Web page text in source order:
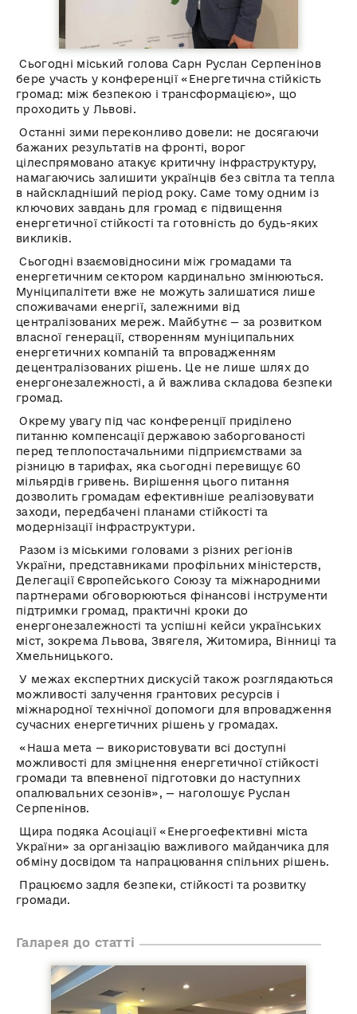
Сьогодні міський голова Сарн Руслан Серпенінов
бере участь у конференції «Енергетична стійкість
громад: між безпекою і трансформацією», що
проходить у Львові.
Останні зими переконливо довели: не досягаючи
бажаних результатів на фронті, ворог
цілеспрямовано атакує критичну інфраструктуру,
намагаючись залишити українців без світла та тепла
в найскладніший період року. Саме тому одним із
ключових завдань для громад є підвищення
енергетичної стійкості та готовність до будь-яких
викликів.
Сьогодні взаємовідносини між громадами та
енергетичним сектором кардинально змінюються.
Муніципалітети вже не можуть залишатися лише
споживачами енергії, залежними від
централізованих мереж. Майбутнє — за розвитком
власної генерації, створенням муніципальних
енергетичних компаній та впровадженням
децентралізованих рішень. Це не лише шлях до
енергонезалежності, а й важлива складова безпеки
громад.
Окрему увагу під час конференції приділено
питанню компенсації державою заборгованості
перед теплопостачальними підприємствами за
різницю в тарифах, яка сьогодні перевищує 60
мільярдів гривень. Вирішення цього питання
дозволить громадам ефективніше реалізовувати
заходи, передбачені планами стійкості та
модернізації інфраструктури.
Разом із міськими головами з різних регіонів
України, представниками профільних міністерств,
Делегації Європейського Союзу та міжнародними
партнерами обговорюються фінансові інструменти
підтримки громад, практичні кроки до
енергонезалежності та успішні кейси українських
міст, зокрема Львова, Звягеля, Житомира, Вінниці та
Хмельницького.
У межах експертних дискусій також розглядаються
можливості залучення грантових ресурсів і
міжнародної технічної допомоги для впровадження
сучасних енергетичних рішень у громадах.
«Наша мета — використовувати всі доступні
можливості для зміцнення енергетичної стійкості
громади та впевненої підготовки до наступних
опалювальних сезонів», — наголошує Руслан
Серпенінов.
Щира подяка Асоціації «Енергоефективні міста
України» за організацію важливого майданчика для
обміну досвідом та напрацювання спільних рішень.
Працюємо задля безпеки, стійкості та розвитку
громади.
Галарея до статті